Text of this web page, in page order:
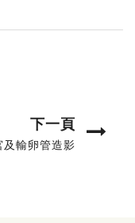
下一頁
及輸卵管造影